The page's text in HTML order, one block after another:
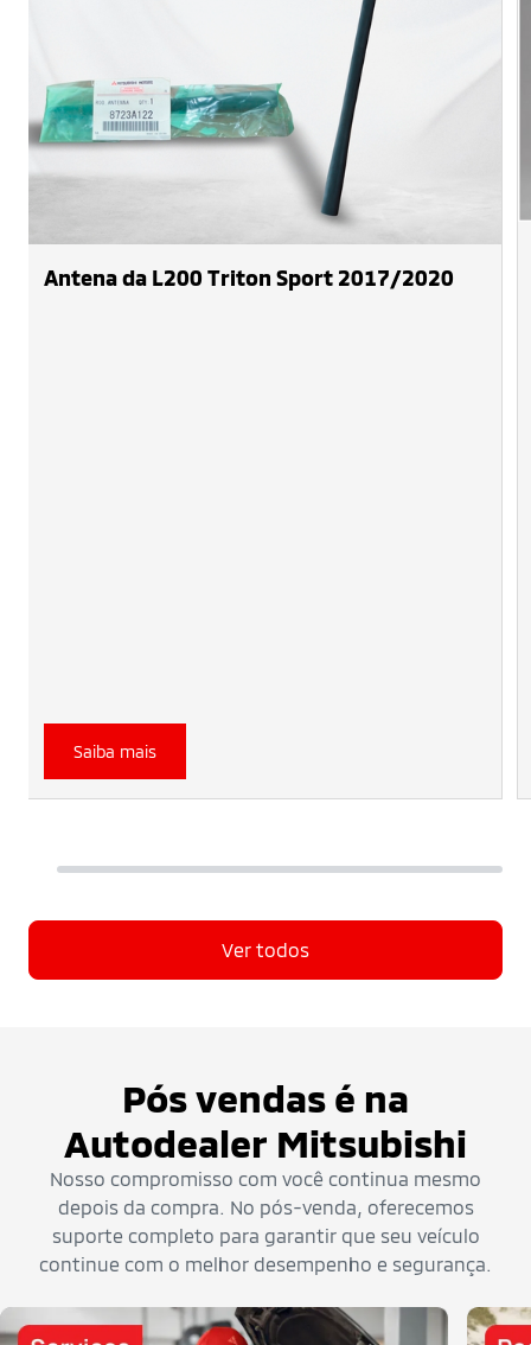
Antena da L200 Triton Sport 2017/2020
Saiba mais
Ver todos
Pós vendas é na
Autodealer Mitsubishi
Nosso compromisso com você continua mesmo
depois da compra. No pós-venda, oferecemos
suporte completo para garantir que seu veículo
continue com o melhor desempenho e segurança.